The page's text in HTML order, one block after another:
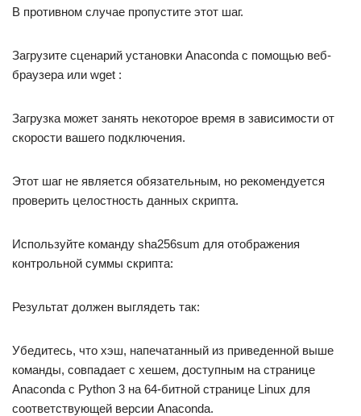
В противном случае пропустите этот шаг.
Загрузите сценарий установки Anaconda с помощью веб-
браузера или wget :
Загрузка может занять некоторое время в зависимости от
скорости вашего подключения.
Этот шаг не является обязательным, но рекомендуется
проверить целостность данных скрипта.
Используйте команду sha256sum для отображения
контрольной суммы скрипта:
Результат должен выглядеть так:
Убедитесь, что хэш, напечатанный из приведенной выше
команды, совпадает с хешем, доступным на странице
Anaconda с Python 3 на 64-битной странице Linux для
соответствующей версии Anaconda.